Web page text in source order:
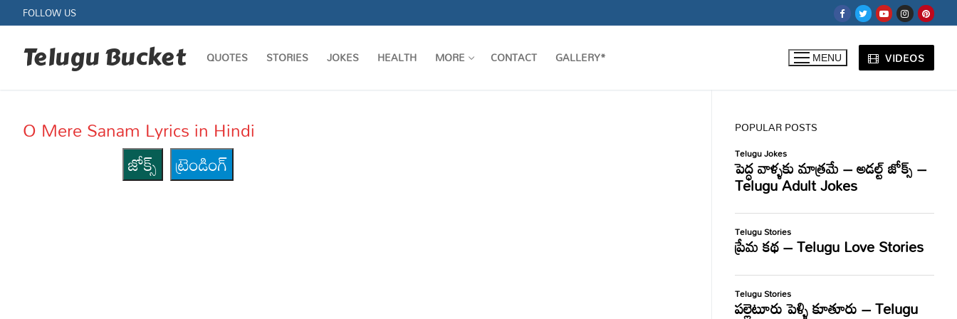
to
content
FOLLOW US
Telugu Bucket QUOTES STORIES JOKES HEALTH MORE CONTACT GALLERY* MENU VIDEOS
O Mere Sanam Lyrics in Hindi
జోక్స్
ట్రెండింగ్
POPULAR POSTS